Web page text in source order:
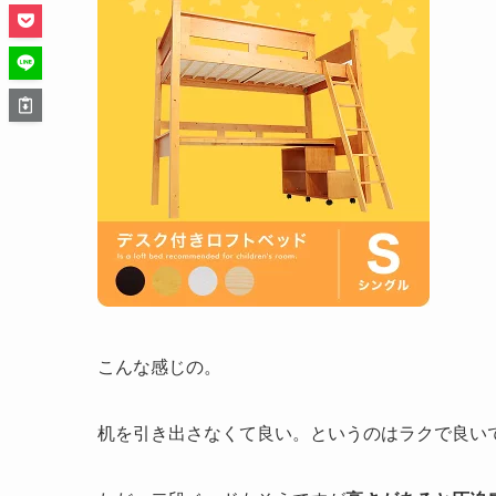
こんな感じの。
机を引き出さなくて良い。というのはラクで良い